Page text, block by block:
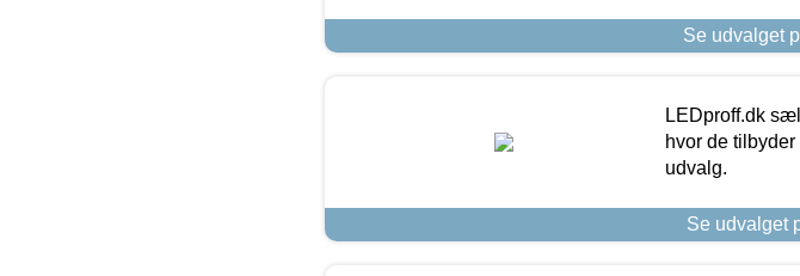
Se udvalget
LEDproff.dk
hvor de
udvalg.
Se udvalget